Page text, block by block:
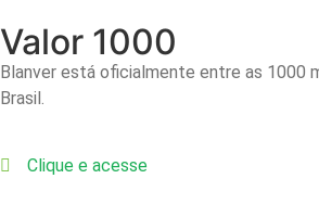
Valor 1000
Blanver está oficialmente entre as 1000
Brasil.
Clique e acesse